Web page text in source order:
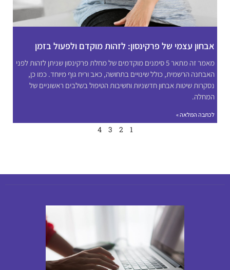
אבחון עצמי של פרקינסון: לזהות מוקדם ולפעול בזמן
מאמר זה מתאר 5 סימנים מוקדמים של מחלת פרקינסון שניתן לזהות לפני
האבחנה הרשמית, כולל שינויים בתחושה, כאב וריח גוף מיוחד. כמו כן,
נסקרות שיטות אבחון חדשניות וחשיבות הטיפול בשלבים ראשוניים של
המחלה.
לכתבה המלאה »
1
2
3
4